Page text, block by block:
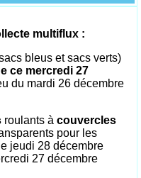
multiflux :
bleus et sacs verts)
ce mercredi 27
du mardi 26 décembre
roulants à couvercles
pour les
jeudi 28 décembre
27 décembre